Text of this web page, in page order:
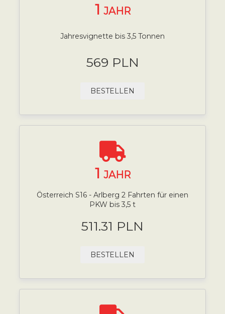
1 JAHR
Jahresvignette bis 3,5 Tonnen
569 PLN
BESTELLEN
1 JAHR
Österreich S16 - Arlberg 2 Fahrten für einen
PKW bis 3,5 t
511.31 PLN
BESTELLEN